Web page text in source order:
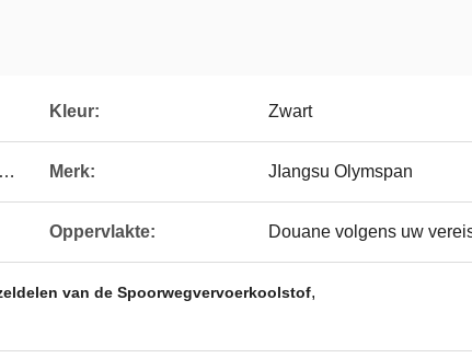
Kleur: Zwart
Merk: JIangsu Olymspan
Oppervlakte: Douane volgens uw
van de Spoorwegvervoerkoolstof,